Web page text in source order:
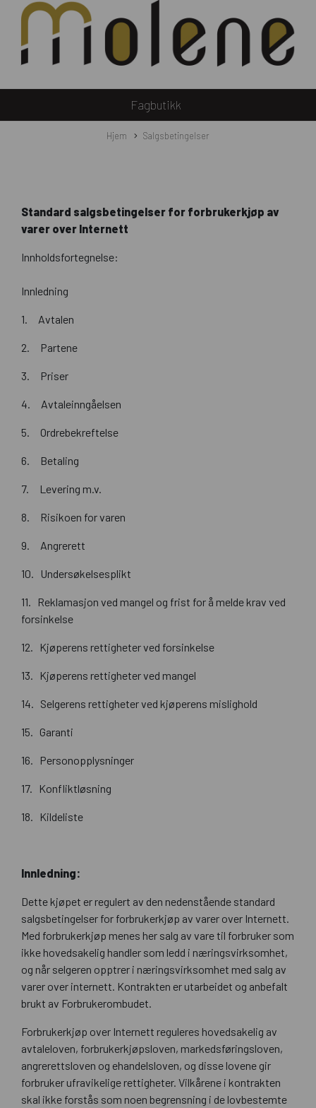
Fagbutikk
Hjem Salgsbetingelser
Standard salgsbetingelser for forbrukerkjøp av
varer over Internett
Innholdsfortegnelse:
Innledning
1. Avtalen
2. Partene
3. Priser
4. Avtaleinngåelsen
5. Ordrebekreftelse
6. Betaling
7. Levering m.v.
8. Risikoen for varen
9. Angrerett
10. Undersøkelsesplikt
11. Reklamasjon ved mangel og frist for å melde krav ved
forsinkelse
12. Kjøperens rettigheter ved forsinkelse
13. Kjøperens rettigheter ved mangel
14. Selgerens rettigheter ved kjøperens mislighold
15. Garanti
16. Personopplysninger
17. Konfliktløsning
18. Kildeliste
Innledning:
Dette kjøpet er regulert av den nedenstående standard
salgsbetingelser for forbrukerkjøp av varer over Internett.
Med forbrukerkjøp menes her salg av vare til forbruker som
ikke hovedsakelig handler som ledd i næringsvirksomhet,
og når selgeren opptrer i næringsvirksomhet med salg av
varer over internett. Kontrakten er utarbeidet og anbefalt
brukt av Forbrukerombudet.
Forbrukerkjøp over Internett reguleres hovedsakelig av
avtaleloven, forbrukerkjøpsloven, markedsføringsloven,
angrerettsloven og ehandelsloven, og disse lovene gir
forbruker ufravikelige rettigheter. Vilkårene i kontrakten
skal ikke forstås som noen begrensning i de lovbestemte